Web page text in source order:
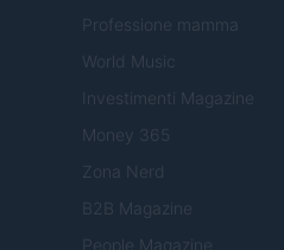
Professione mamma
World Music
Investimenti Magazine
Money 365
Zona Nerd
B2B Magazine
People Magazine